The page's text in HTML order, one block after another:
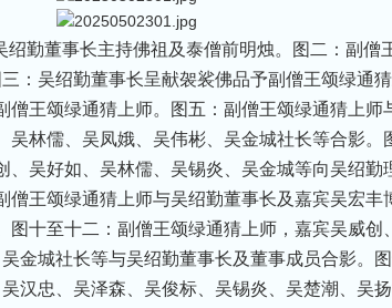
勤董事长主持佛祖及泰僧前明烛。图二：副僧
：吴绍勤董事长呈献袈裟佛品予副僧王颂绿通
僧王颂绿通猜上师。图五：副僧王颂绿通猜上师
吴林儒、吴凤娥、吴伟彬、吴金城社长等合影。
、吴好如、吴林儒、吴锡炎、吴金城等向吴绍勤
僧王颂绿通猜上师与吴绍勤董事长及嘉宾吴宏丰
十至十二：副僧王颂绿通猜上师，嘉宾吴威创
金城社长等与吴绍勤董事长及董事成员合影。
汉忠、吴泽森、吴俊标、吴锡炎、吴楚潮、吴